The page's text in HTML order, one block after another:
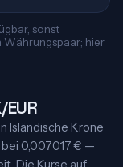
sonst
Währungspaar; hier
Isländische Krone
0,007017 € —